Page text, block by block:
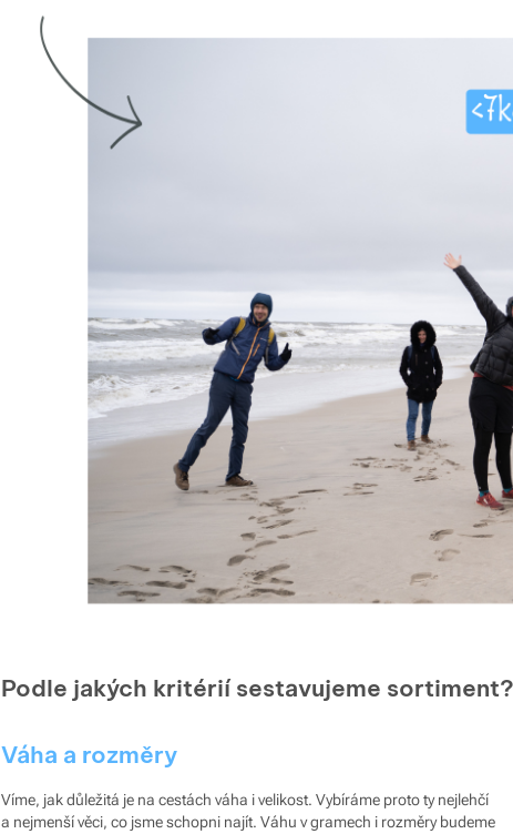
Podle jakých kritérií sestavujeme sortiment?
Váha a rozměry
Víme, jak důležitá je na cestách váha i velikost. Vybíráme proto ty nejlehčí
a nejmenší věci, co jsme schopni najít. Váhu v gramech i rozměry budeme